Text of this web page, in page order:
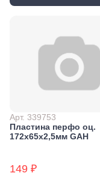
Арт. 339753
Пластина перфо оц.
172x65х2,5мм GAH
149 ₽